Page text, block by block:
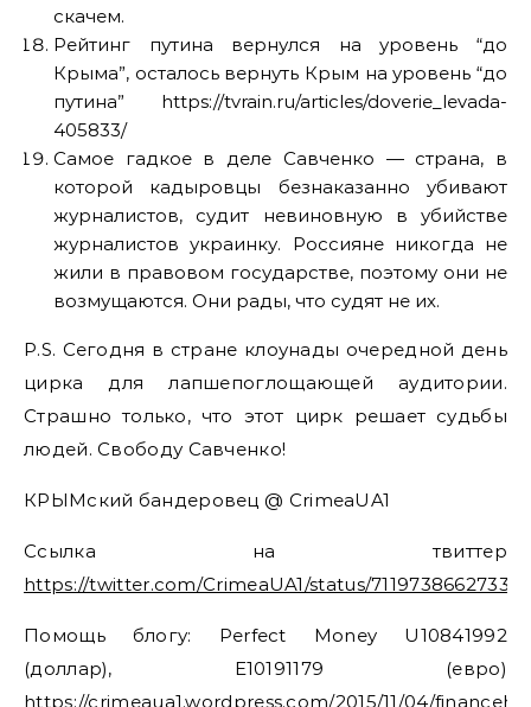
скачем.
Рейтинг путина вернулся на уровень “до
Крыма”, осталось вернуть Крым на уровень “до
путина” https://tvrain.ru/articles/doverie_levada-
405833/
Самое гадкое в деле Савченко — страна, в
которой кадыровцы безнаказанно убивают
журналистов, судит невиновную в убийстве
журналистов украинку. Россияне никогда не
жили в правовом государстве, поэтому они не
возмущаются. Они рады, что судят не их.
P.S. Сегодня в стране клоунады очередной день
цирка для лапшепоглощающей аудитории.
Страшно только, что этот цирк решает судьбы
людей. Свободу Савченко!
КРЫМский бандеровец @ CrimeaUA1
Ссылка на твиттер
https://twitter.com/CrimeaUA1/status/
Помощь блогу: Perfect Money U10841992
(доллар), E10191179 (евро)
https://crimeaua1.wordpress.com/2015/11/04/